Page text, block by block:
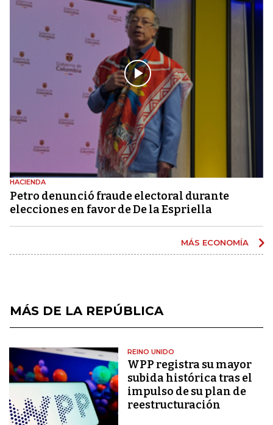
HACIENDA
Petro denunció fraude electoral durante
elecciones en favor de De la Espriella
MÁS ECONOMÍA
MÁS DE LA REPÚBLICA
REINO UNIDO
WPP registra su mayor
subida histórica tras el
impulso de su plan de
reestructuración